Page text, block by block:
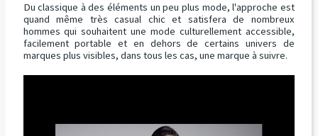
Du classique à des éléments un peu plus mode, l'approche est
quand même très casual chic et satisfera de nombreux
hommes qui souhaitent une mode culturellement accessible,
facilement portable et en dehors de certains univers de
marques plus visibles, dans tous les cas, une marque à suivre.